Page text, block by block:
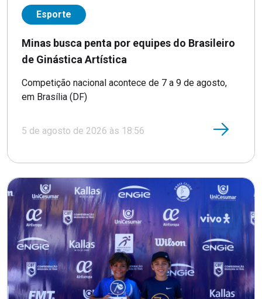
Esporte
Minas busca penta por equipes do Brasileiro
de Ginástica Artística
Competição nacional acontece de 7 a 9 de agosto,
em Brasília (DF)
5 de agosto de 2026 às 18:56